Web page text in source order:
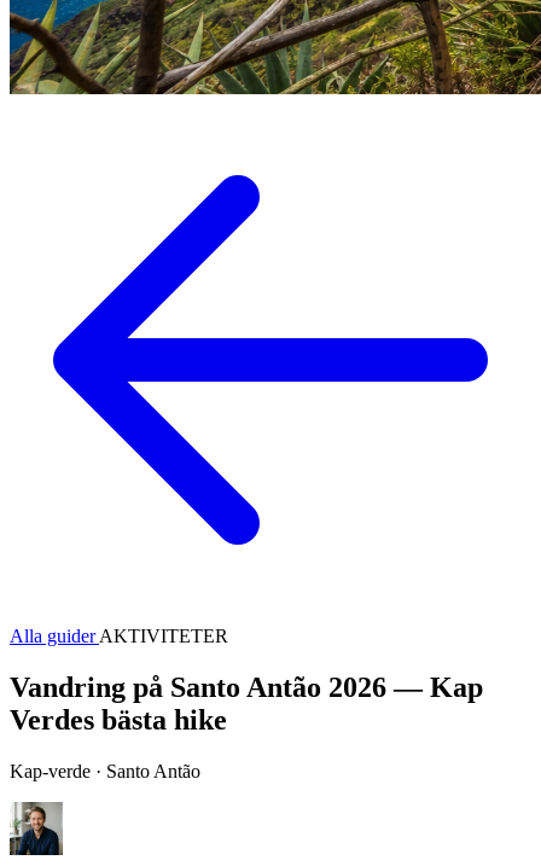
Alla guiderAKTIVITETER
Vandring på Santo Antão 2026 — Kap
Verdes bästa hike
Kap-verde · Santo Antão